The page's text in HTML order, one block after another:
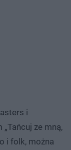
i
ze mną,
i folk, można